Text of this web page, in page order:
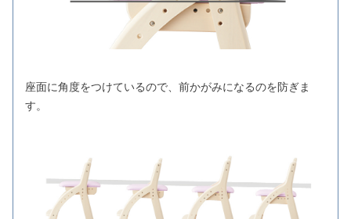
座面に角度をつけているので、前かがみになるのを防ぎま
す。